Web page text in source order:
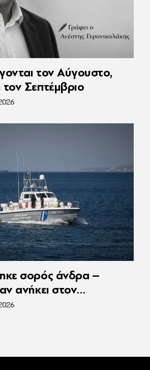
τον Αύγουστο,
τον Σεπτέμβριο
σορός άνδρα –
ανήκει στον
τουρίστα